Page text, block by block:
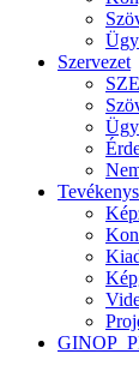
Szervezet